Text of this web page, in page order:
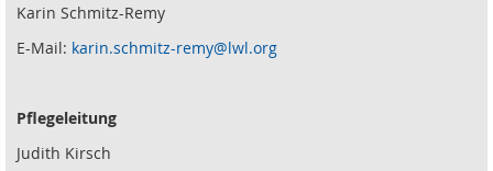
Karin Schmitz-Remy
E-Mail: karin.schmitz-remy@lwl.org
Pflegeleitung
Judith Kirsch